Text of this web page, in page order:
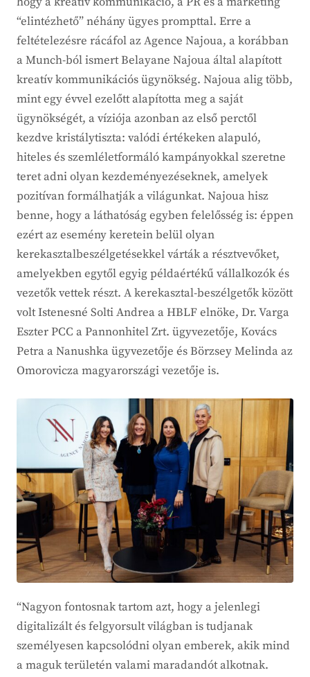
“elintézhető” néhány ügyes prompttal. Erre a
feltételezésre rácáfol az Agence Najoua, a korábban
a Munch-ból ismert Belayane Najoua által alapított
kreatív kommunikációs ügynökség. Najoua alig több,
mint egy évvel ezelőtt alapította meg a saját
ügynökségét, a víziója azonban az első perctől
kezdve kristálytiszta: valódi értékeken alapuló,
hiteles és szemléletformáló kampányokkal szeretne
teret adni olyan kezdeményezéseknek, amelyek
pozitívan formálhatják a világunkat. Najoua hisz
benne, hogy a láthatóság egyben felelősség is: éppen
ezért az esemény keretein belül olyan
kerekasztalbeszélgetésekkel várták a résztvevőket,
amelyekben egytől egyig példaértékű vállalkozók és
vezetők vettek részt. A kerekasztal-beszélgetők között
volt Istenesné Solti Andrea a HBLF elnöke, Dr. Varga
Eszter PCC a Pannonhitel Zrt. ügyvezetője, Kovács
Petra a Nanushka ügyvezetője és Börzsey Melinda az
Omorovicza magyarországi vezetője is.
“Nagyon fontosnak tartom azt, hogy a jelenlegi
digitalizált és felgyorsult világban is tudjanak
személyesen kapcsolódni olyan emberek, akik mind
a maguk területén valami maradandót alkotnak.